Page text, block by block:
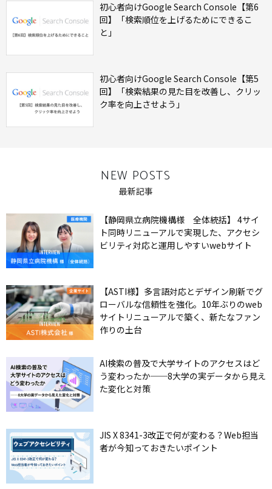
初心者向けGoogle Search Console【第6
回】「検索順位を上げるためにできるこ
と」
初心者向けGoogle Search Console【第5
回】「検索結果の見た目を改善し、クリッ
ク率を向上させよう」
NEW POSTS
最新記事
【静岡県立病院機構様 全体統括】 4サイ
ト同時リニューアルで実現した、アクセシ
ビリティ対応と運用しやすいwebサイト
【ASTI様】多言語対応とデザイン刷新でグ
ローバルな信頼性を強化。10年ぶりのweb
サイトリニューアルで築く、新たなファン
作りの土台
AI検索の普及で大学サイトのアクセスはど
う変わったか──8大学の実データから見え
た変化と対策
JIS X 8341-3改正で何が変わる？Web担当
者が今知っておきたいポイント